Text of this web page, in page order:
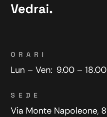
Vedrai.
ORARI
Lun – Ven: 9.00 – 18.00
SEDE
Via Monte Napoleone, 8